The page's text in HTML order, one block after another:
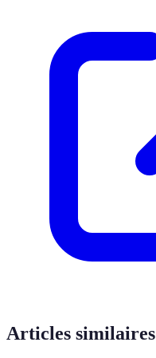
Articles similaires